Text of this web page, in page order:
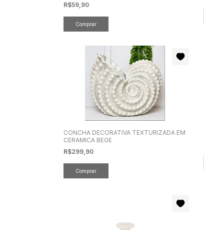
R$59,90
CONCHA DECORATIVA TEXTURIZADA EM
CERAMICA BEGE
R$299,90